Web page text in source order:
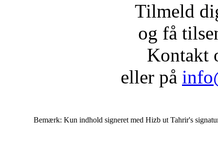
Tilmeld
og få
Kontakt
eller på
Bemærk: Kun indhold signeret med Hizb ut Tahrir's